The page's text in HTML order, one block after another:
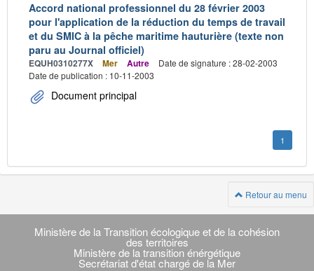
Accord national professionnel du 28 février 2003
pour l'application de la réduction du temps de travail
et du SMIC à la pêche maritime hauturière (texte non
paru au Journal officiel)
EQUH0310277X Mer Autre
Date de signature : 28-02-2003
Date de publication : 10-11-2003
Document principal
1
Retour au menu
Navigation
transverse
Ministère de la Transition écologique et de la cohésion
des territoires
Ministère de la transition énérgétique
Secrétariat d'état chargé de la Mer